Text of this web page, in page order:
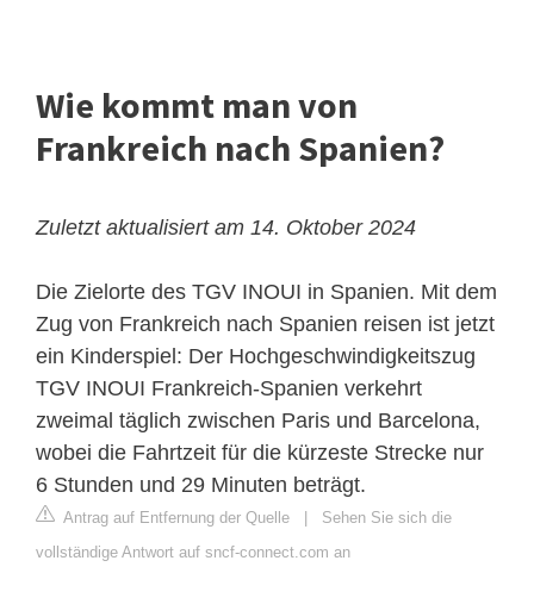
Wie kommt man von
Frankreich nach Spanien?
Zuletzt aktualisiert am 14. Oktober 2024
Die Zielorte des TGV INOUI in Spanien. Mit dem
Zug von Frankreich nach Spanien reisen ist jetzt
ein Kinderspiel: Der Hochgeschwindigkeitszug
TGV INOUI Frankreich-Spanien verkehrt
zweimal täglich zwischen Paris und Barcelona,
wobei die Fahrtzeit für die kürzeste Strecke nur
6 Stunden und 29 Minuten beträgt.
Antrag auf Entfernung der Quelle
Sehen Sie sich die
vollständige Antwort auf sncf-connect.com an